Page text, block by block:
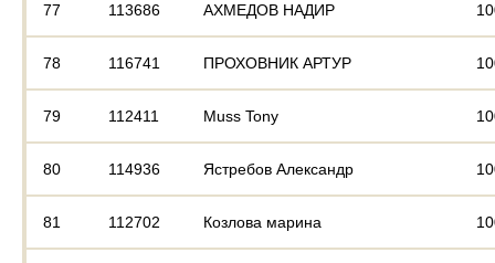
77 113686 АХМЕДОВ НАДИР
78 116741 ПРОХОВНИК АРТУР
79 112411 Muss Tony
80 114936 Ястребов Александр
81 112702 Козлова марина